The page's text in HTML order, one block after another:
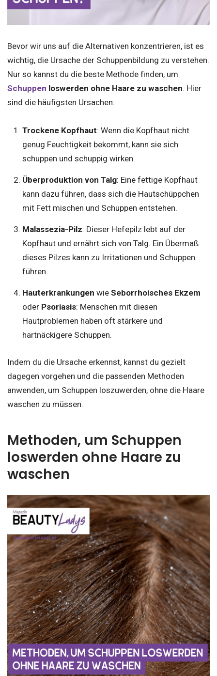
Bevor wir uns auf die Alternativen konzentrieren, ist es
wichtig, die Ursache der Schuppenbildung zu verstehen.
Nur so kannst du die beste Methode finden, um
Schuppen loswerden ohne Haare zu waschen. Hier
sind die häufigsten Ursachen:
Trockene Kopfhaut: Wenn die Kopfhaut nicht
genug Feuchtigkeit bekommt, kann sie sich
schuppen und schuppig wirken.
Überproduktion von Talg: Eine fettige Kopfhaut
kann dazu führen, dass sich die Hautschüppchen
mit Fett mischen und Schuppen entstehen.
Malassezia-Pilz: Dieser Hefepilz lebt auf der
Kopfhaut und ernährt sich von Talg. Ein Übermaß
dieses Pilzes kann zu Irritationen und Schuppen
führen.
Hauterkrankungen wie Seborrhoisches Ekzem
oder Psoriasis: Menschen mit diesen
Hautproblemen haben oft stärkere und
hartnäckigere Schuppen.
Indem du die Ursache erkennst, kannst du gezielt
dagegen vorgehen und die passenden Methoden
anwenden, um Schuppen loszuwerden, ohne die Haare
waschen zu müssen.
Methoden, um Schuppen
loswerden ohne Haare zu
waschen